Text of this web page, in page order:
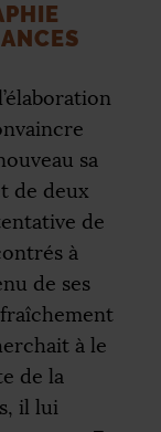
sa
de deux
de
à
de ses
fraîchement
à le
de la
il lui